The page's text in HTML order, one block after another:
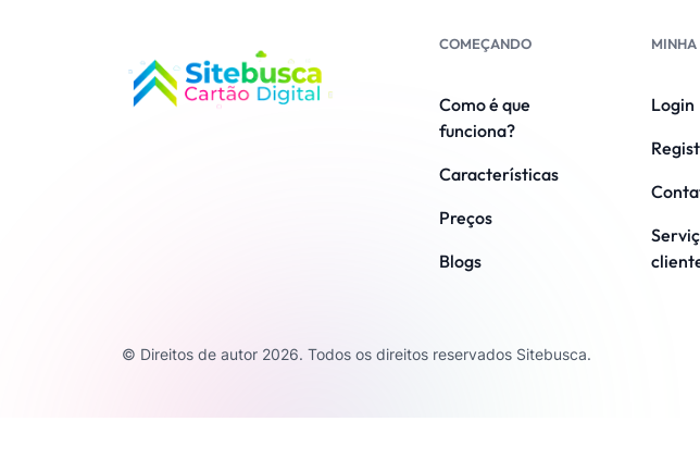
COMEÇANDO
Como é que
funciona?
Características
Preços
Blogs
MINHA
Login
© Direitos de autor 2026. Todos os direitos reservados Sitebusca.